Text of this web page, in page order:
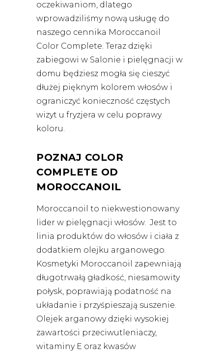
oczekiwaniom, dlatego
wprowadziliśmy nową usługę do
naszego cennika Moroccanoil
Color Complete. Teraz dzięki
zabiegowi w Salonie i pielęgnacji w
domu będziesz mogła się cieszyć
dłużej pięknym kolorem włosów i
ograniczyć konieczność częstych
wizyt u fryzjera w celu poprawy
koloru.
POZNAJ COLOR
COMPLETE OD
MOROCCANOIL
Moroccanoil to niekwestionowany
lider w pielęgnacji włosów. Jest to
linia produktów do włosów i ciała z
dodatkiem olejku arganowego.
Kosmetyki Moroccanoil zapewniają
długotrwałą gładkość, niesamowity
połysk, poprawiają podatność na
układanie i przyśpieszają suszenie.
Olejek arganowy dzięki wysokiej
zawartości przeciwutleniaczy,
witaminy E oraz kwasów